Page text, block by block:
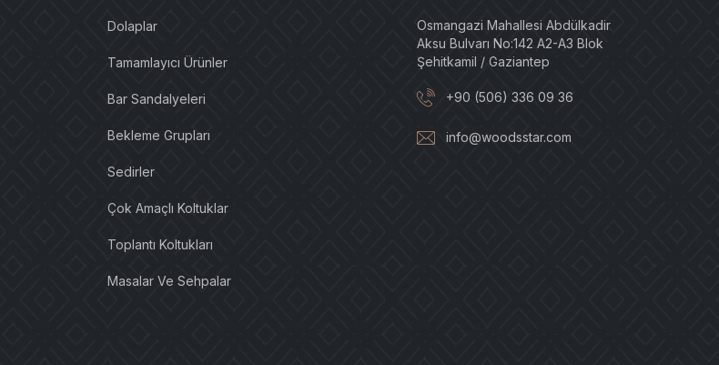
Dolaplar
Tamamlayıcı Ürünler
Bar Sandalyeleri
Bekleme Grupları
Sedirler
Çok Amaçlı Koltuklar
Toplantı Koltukları
Masalar Ve Sehpalar
Osmangazi Mahallesi Abdülkadir
Aksu Bulvarı No:142 A2-A3 Blok
Şehitkamil / Gaziantep
+90 (506) 336 09 36
info@woodsstar.com